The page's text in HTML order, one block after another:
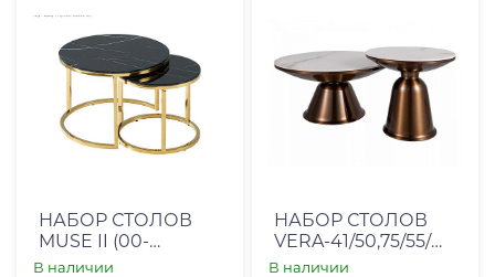
НАБОР СТОЛОВ
MUSE II (00-
00003502)
В наличии
НАБОР СТОЛОВ
VERA-41/50,75/55/
БЕЛЫЙ/МЕДНЫЙ
В наличии